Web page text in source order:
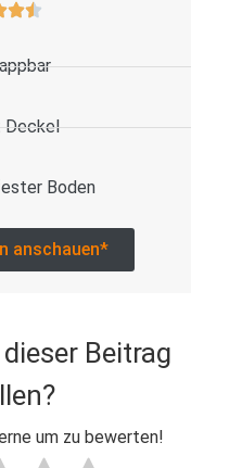
Deckel
Boden
anschauen*
Beitrag
um zu bewerten!